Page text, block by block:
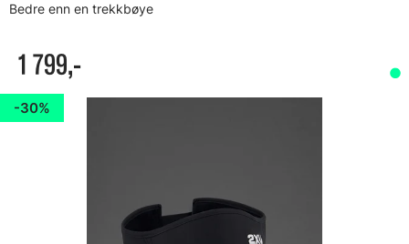
Bedre enn en trekkbøye
1 799,-
30%